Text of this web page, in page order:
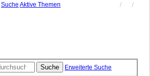
Suche Aktive Themen
Suche Erweiterte Suche